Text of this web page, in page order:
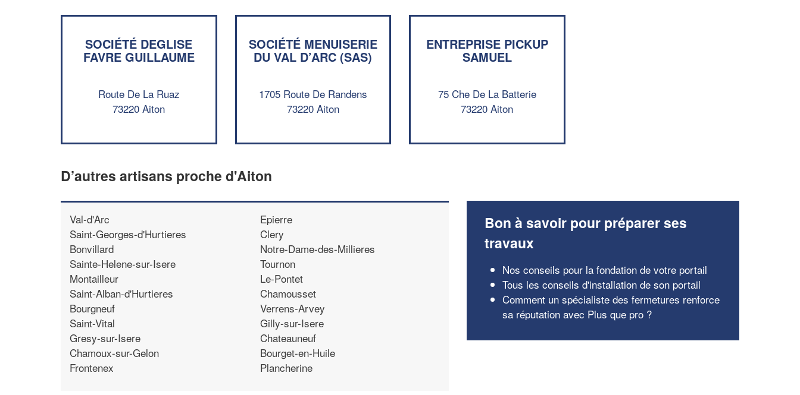
SOCIÉTÉ DEGLISE
FAVRE GUILLAUME
Route De La Ruaz
73220 Aiton
SOCIÉTÉ MENUISERIE
DU VAL D’ARC (SAS)
1705 Route De Randens
73220 Aiton
ENTREPRISE PICKUP
SAMUEL
75 Che De La Batterie
73220 Aiton
D’autres artisans proche d'Aiton
Val-d'Arc
Saint-Georges-d'Hurtieres
Bonvillard
Sainte-Helene-sur-Isere
Montailleur
Saint-Alban-d'Hurtieres
Bourgneuf
Saint-Vital
Gresy-sur-Isere
Chamoux-sur-Gelon
Frontenex
Epierre
Clery
Notre-Dame-des-Millieres
Tournon
Le-Pontet
Chamousset
Verrens-Arvey
Gilly-sur-Isere
Chateauneuf
Bourget-en-Huile
Plancherine
Bon à savoir pour préparer ses
travaux
Nos conseils pour la fondation de votre portail
Tous les conseils d'installation de son portail
Comment un spécialiste des fermetures renforce
sa réputation avec Plus que pro ?